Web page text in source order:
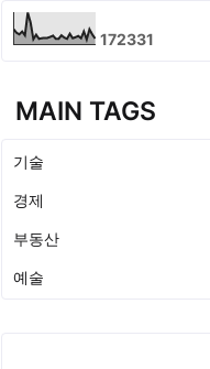
172331
MAIN TAGS
기술
경제
부동산
예술